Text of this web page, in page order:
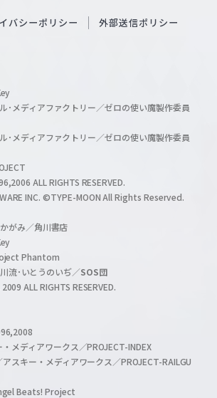
O
i
l
h
a
n
l
バシーポリシー 外部送信ポリシー
･メディアファクトリー／ゼロの使い魔製作委員
･メディアファクトリー／ゼロの使い魔製作委員
ALL RIGHTS RESERVED.
INC. ©TYPE-MOON All Rights Reserved.
がみ／角川書店
Phantom
流･いとうのいぢ／SOS団
ALL RIGHTS RESERVED.
メディアワークス／PROJECT-INDEX
スキー・メディアワークス／PROJECT-RAILGU
Beats! Project